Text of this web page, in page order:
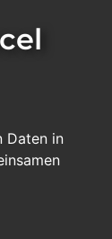
Daten in